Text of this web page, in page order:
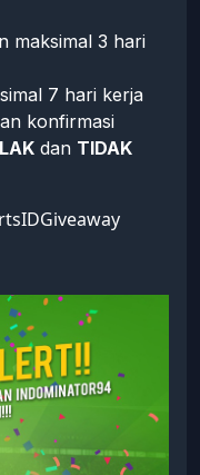
maksimal 3 hari
7 hari kerja
konfirmasi
dan TIDAK